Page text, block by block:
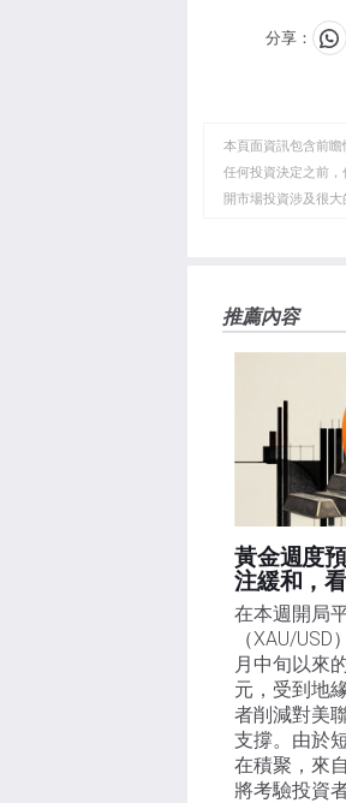
分享：
分
本頁面資訊包含前
任何投資決定之前
開市場投資涉及很
FXStreet和作者不
失，傷害或損害由
推薦內容
黃金週度
注緩和，
在本週開局
（XAU/
月中旬以來
元，受到地
者削減對美
支撐。由於
在積聚，來
將考驗投資